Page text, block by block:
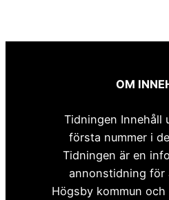
OM
Tidningen Innehåll
första nummer i
Tidningen är en
annonstidning för
Högsby kommun